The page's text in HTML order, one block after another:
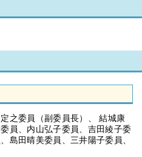
之委員（副委員長）、 結城康
員、内山弘子委員、吉田綾子委
島田晴美委員、三井陽子委員、